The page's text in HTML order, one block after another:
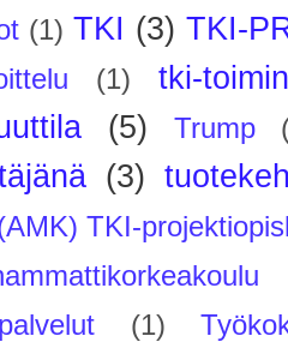
(1) TKI (3) TKI-
(1)
tki-
(5) Trump
(3)
TKI-
(1)